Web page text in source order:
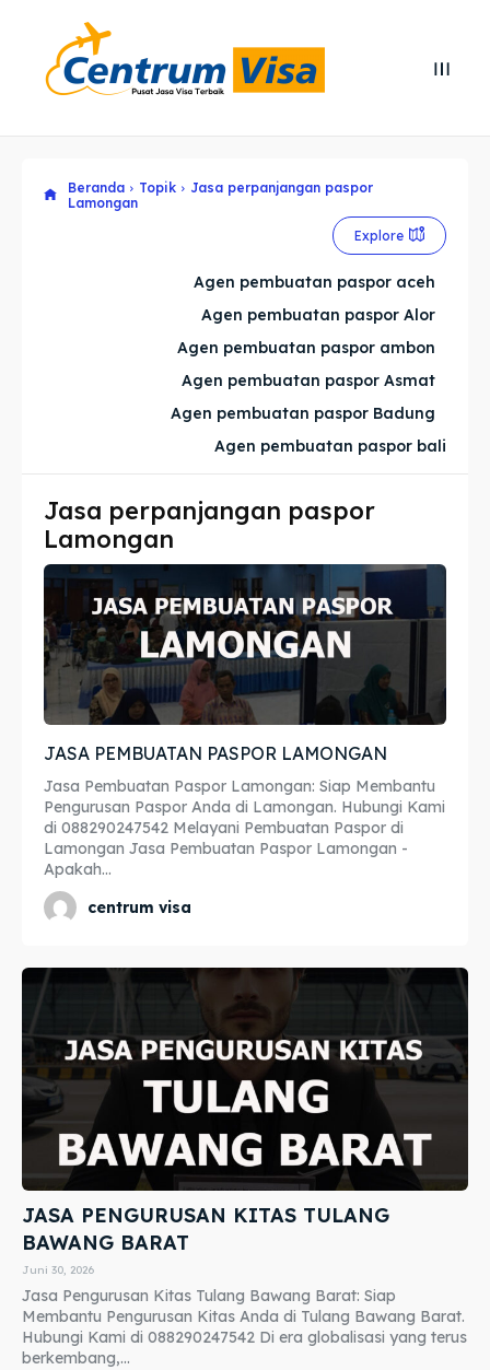
Explore our destinations
Imta
Legalisir
Apostille
Penerjemah
Asuransi
Explore our destinations
Imta
Legalisir
Apostille
Penerjemah
Asuransi
Beranda Topik
Jasa perpanjangan paspor
Lamongan
Explore
Agen pembuatan paspor aceh
Agen pembuatan paspor Alor
Agen pembuatan paspor ambon
Agen pembuatan paspor Asmat
Agen pembuatan paspor Badung
Agen pembuatan paspor bali
Jasa perpanjangan paspor
Lamongan
JASA PEMBUATAN PASPOR LAMONGAN
Jasa Pembuatan Paspor Lamongan: Siap Membantu
Pengurusan Paspor Anda di Lamongan. Hubungi Kami
di 088290247542 Melayani Pembuatan Paspor di
Lamongan Jasa Pembuatan Paspor Lamongan -
Apakah...
centrum visa
JASA PENGURUSAN KITAS TULANG
BAWANG BARAT
Juni 30, 2026
Jasa Pengurusan Kitas Tulang Bawang Barat: Siap
Membantu Pengurusan Kitas Anda di Tulang Bawang Barat.
Hubungi Kami di 088290247542 Di era globalisasi yang terus
berkembang,...